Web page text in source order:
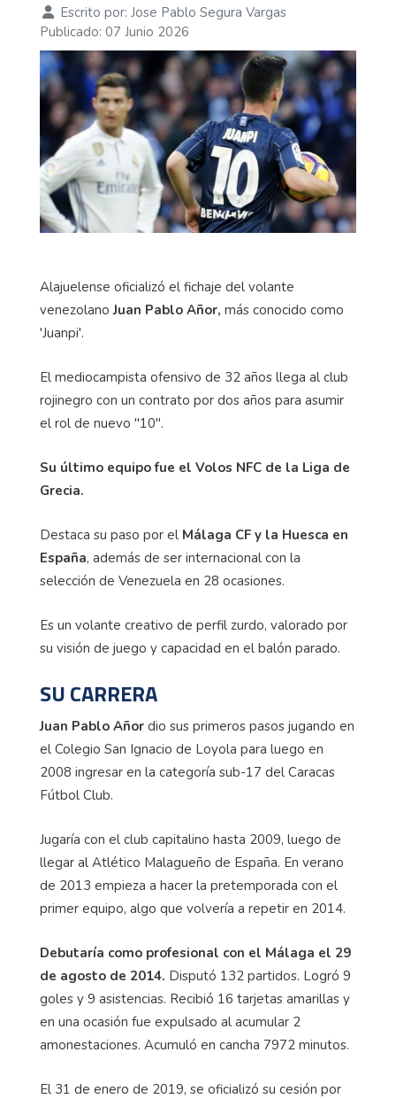
Escrito por: Jose Pablo Segura Vargas
Publicado: 07 Junio 2026
Alajuelense oficializó el fichaje del volante
venezolanoJuan Pablo Añor, más conocido como
'Juanpi'.
El mediocampista ofensivo de 32 años llega al club
rojinegro con un contrato por dos años para asumir
el rol de nuevo "10".
Su último equipo fue el Volos NFC de la Liga de
Grecia.
Destaca su paso por el Málaga CF y la Huesca en
España, además de ser internacional con la
selección de Venezuela en 28 ocasiones.
Es un volante creativo de perfil zurdo, valorado por
su visión de juego y capacidad en el balón parado.
SU CARRERA
Juan Pablo Añor dio sus primeros pasos jugando en
el Colegio San Ignacio de Loyola para luego en
2008 ingresar en la categoría sub-17 del Caracas
Fútbol Club.
Jugaría con el club capitalino hasta 2009, luego de
llegar al Atlético Malagueño de España. En verano
de 2013 empieza a hacer la pretemporada con el
primer equipo, algo que volvería a repetir en 2014.
Debutaría como profesional con el Málaga el 29
de agosto de 2014. Disputó 132 partidos. Logró 9
goles y 9 asistencias. Recibió 16 tarjetas amarillas y
en una ocasión fue expulsado al acumular 2
amonestaciones. Acumuló en cancha 7972 minutos.
El 31 de enero de 2019, se oficializó su cesión por